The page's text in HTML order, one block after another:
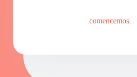
comencemos